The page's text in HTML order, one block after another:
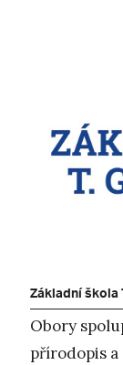
Základní škola
Obory
přírodopis a